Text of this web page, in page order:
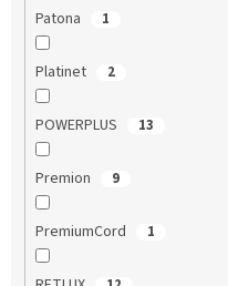
Patona 1
Platinet 2
POWERPLUS 13
Premion 9
PremiumCord 1